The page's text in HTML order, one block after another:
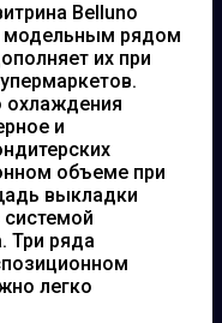
Belluno
модельным рядом
их при
охлаждения
и
объеме при
выкладки
Три ряда
легко